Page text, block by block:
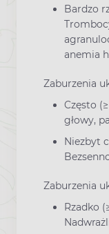
Bardzo
anemia
Zaburzenia
Często
głowy,
Niezbyt
Zaburzenia
Rzadko